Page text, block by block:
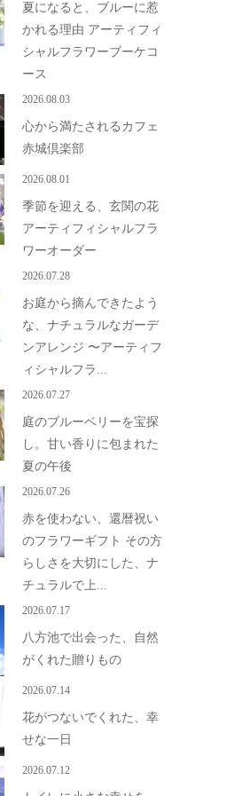
夏になると、ブルーに惹
かれる理由 アーティフィ
シャルフラワーブーケコ
ース
2026.08.03
心から満たされるカフェ
赤城倶楽部
2026.08.01
季節を迎える、玄関の花
アーティフィシャルフラ
ワーオーダー
2026.07.28
お庭から摘んできたよう
な、ナチュラルなガーデ
ンアレンジ 〜アーティフ
ィシャルフラ...
2026.07.27
庭のブルーベリーを宝探
し。甘い香りに包まれた
夏の午後
2026.07.26
赤を使わない、還暦祝い
のフラワーギフト その方
らしさを大切にした、ナ
チュラルで上...
2026.07.17
八方池で出会った、自然
がくれた贈りもの
2026.07.14
花がつないでくれた、幸
せな一日
2026.07.12